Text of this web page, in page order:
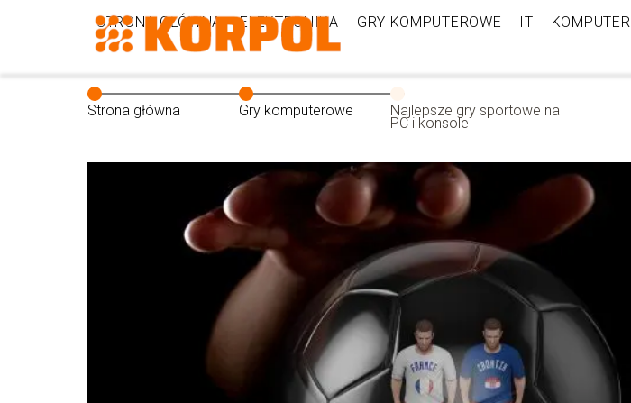
STRONA GŁÓWNA ELEKTRONIKA GRY KOMPUTEROWE IT KOMPUTER
Strona główna Gry komputerowe Najlepsze gry sportowe na
PC i konsole